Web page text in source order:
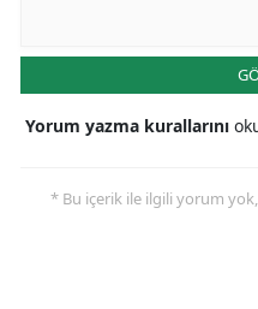
Yorum yazma kurallarını
* Bu içerik ile ilgili yorum